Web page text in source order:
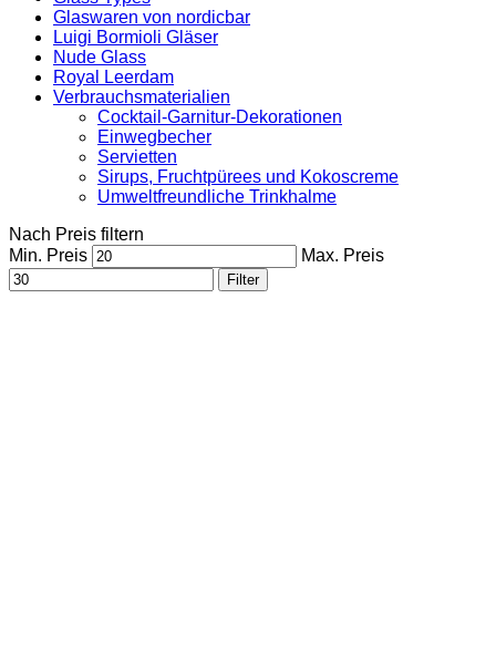
Glaswaren von nordicbar
Luigi Bormioli Gläser
Nude Glass
Royal Leerdam
Verbrauchsmaterialien
Cocktail-Garnitur-Dekorationen
Einwegbecher
Servietten
Sirups, Fruchtpürees und Kokoscreme
Umweltfreundliche Trinkhalme
Nach Preis filtern
Min. Preis
Max. Preis
Filter